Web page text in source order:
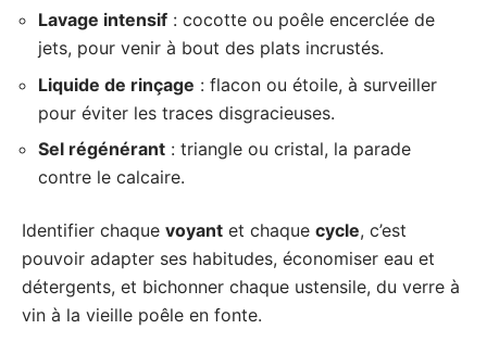
Lavage intensif : cocotte ou poêle encerclée de
jets, pour venir à bout des plats incrustés.
Liquide de rinçage : flacon ou étoile, à surveiller
pour éviter les traces disgracieuses.
Sel régénérant : triangle ou cristal, la parade
contre le calcaire.
Identifier chaque voyant et chaque cycle, c’est
pouvoir adapter ses habitudes, économiser eau et
détergents, et bichonner chaque ustensile, du verre à
vin à la vieille poêle en fonte.